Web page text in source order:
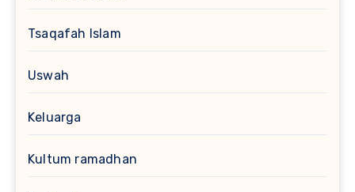
Tsaqafah Islam
Uswah
Keluarga
Kultum ramadhan